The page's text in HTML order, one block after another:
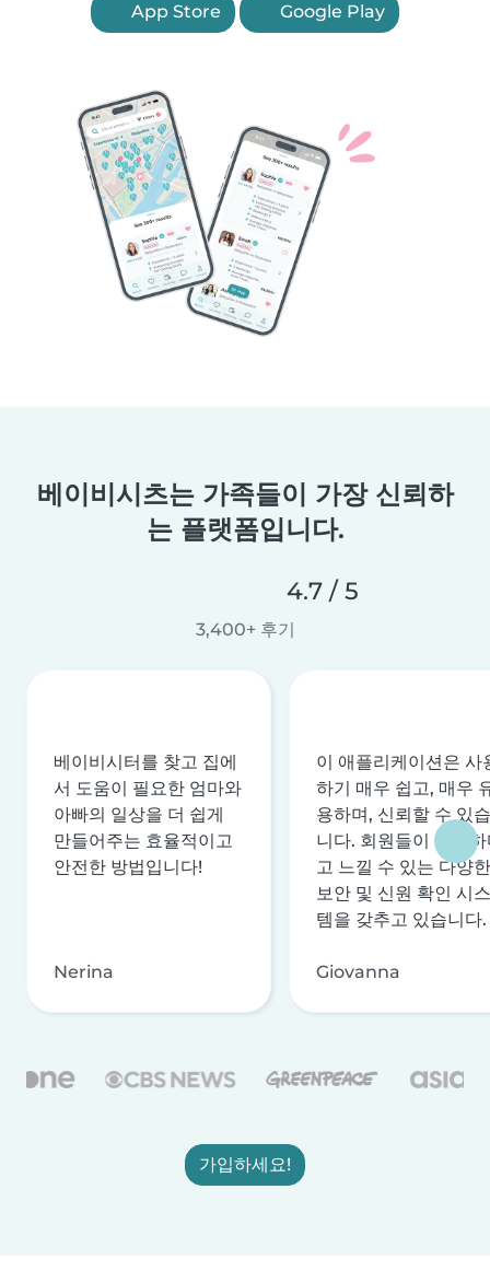
App Store Google Play
베이비시츠는 가족들이 가장 신뢰하
는 플랫폼입니다.
4.7 / 5
3,400+ 후기
베이비시터를 찾고 집에
서 도움이 필요한 엄마와
아빠의 일상을 더 쉽게
만들어주는 효율적이고
안전한 방법입니다!
Nerina
이 애플리케이션은 사
하기 매우 쉽고, 매우
용하며, 신뢰할 수 있습
니다. 회원들이 안전
고 느낄 수 있는 다양한
보안 및 신원 확인 시스
템을 갖추고 있습니다.
Giovanna
가입하세요!